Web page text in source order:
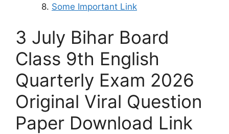
Some Important Link
3 July Bihar Board
Class 9th English
Quarterly Exam 2026
Original Viral Question
Paper Download Link